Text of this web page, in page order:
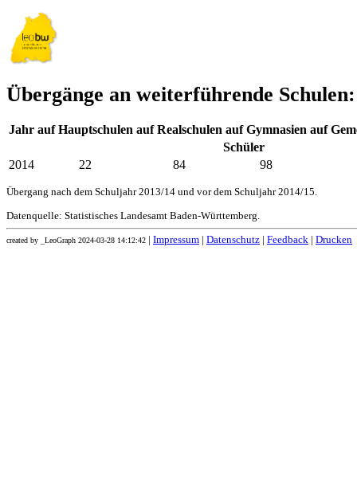
Übergänge an weiterführende
Jahr auf Hauptschulen auf Realschulen auf Gymnasien auf
Schüler
2014
22 84 98
Übergang nach dem Schuljahr 2013/14 und vor dem Schuljahr 2014/15.
Datenquelle: Statistisches Landesamt Baden-Württemberg.
created by _LeoGraph 2024-03-28 14:12:42 Impressum Datenschutz Feedback Drucken